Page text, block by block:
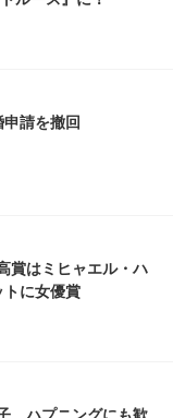
請を撤回
賞はミヒャエル・ハ
に女優賞
、ハプニングにも歓